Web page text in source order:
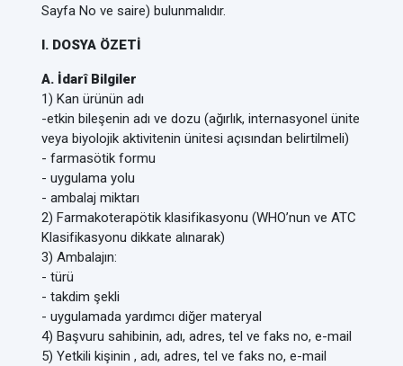
Sayfa No ve saire) bulunmalıdır.
I. DOSYA ÖZETİ
A. İdarî Bilgiler
1) Kan ürünün adı
-etkin bileşenin adı ve dozu (ağırlık, internasyonel ünite
veya biyolojik aktivitenin ünitesi açısından belirtilmeli)
- farmasötik formu
- uygulama yolu
- ambalaj miktarı
2) Farmakoterapötik klasifikasyonu (WHO’nun ve ATC
Klasifikasyonu dikkate alınarak)
3) Ambalajın:
- türü
- takdim şekli
- uygulamada yardımcı diğer materyal
4) Başvuru sahibinin, adı, adres, tel ve faks no, e-mail
5) Yetkili kişinin , adı, adres, tel ve faks no, e-mail